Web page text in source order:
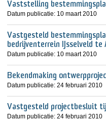
Vaststelling
Datum publicatie: 10 maart 2010
Vastgesteld
bedrijventerrein IJsselveld
Datum publicatie: 10 maart 2010
Bekendmaking
Datum publicatie:24 februari 2010
Vastgesteld projectbesluit
Datum publicatie:24 februari 2010